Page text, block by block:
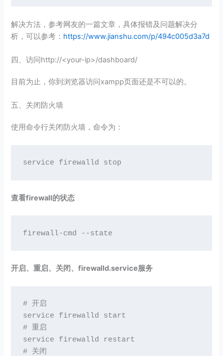
解决方法，参考网友的一篇文章，具体报错及问题解决分
析，可以参考： https://www.jianshu.com/p/494c005d3a7d
四、访问http://<your-ip>/dashboard/
目前为止，你到浏览器访问xampp页面还是不可以的。
五、关闭防火墙
使用命令行关闭防火墙，命令为：
service firewalld stop
查看firewall的状态
firewall-cmd --state
开启、重启、关闭、firewalld.service服务
# 开启
service firewalld start
# 重启
service firewalld restart
# 关闭